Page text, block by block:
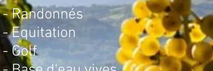
- Randonnés
- Equitation
- Golf